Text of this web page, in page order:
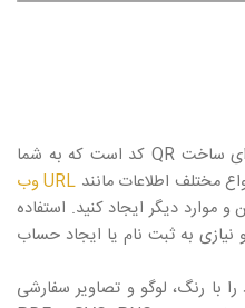
ساختQR کد است که به شما
مختلف اطلاعات مانند URLوب
موارد دیگر ایجاد کنید. استفاده
به ثبت نام یا ایجاد حساب
با رنگ، لوگو و تصاویر سفارشی